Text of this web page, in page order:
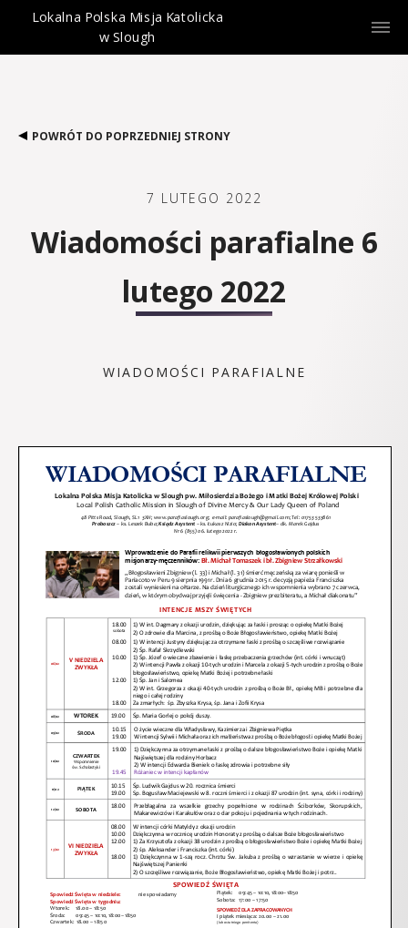
Lokalna Polska Misja Katolicka
w Slough
POWRÓT DO POPRZEDNIEJ STRONY
7 LUTEGO 2022
Wiadomości parafialne 6
lutego 2022
WIADOMOŚCI PARAFIALNE